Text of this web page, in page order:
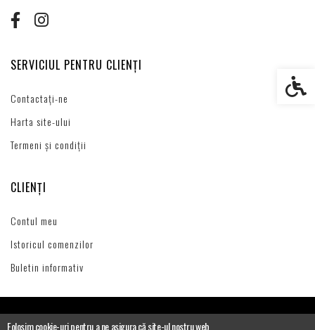
Folosim cookie-uri pentru a ne asigura că site-ul nostru web
SERVICIUL PENTRU CLIENȚI
Contactați-ne
Harta site-ului
Termeni și condiții
CLIENȚI
Contul meu
Istoricul comenzilor
Buletin informativ
Setări